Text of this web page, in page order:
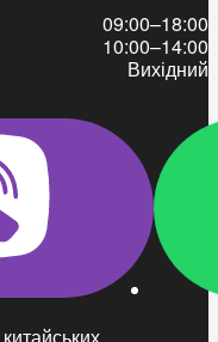
09:00–18:00
10:00–14:00
Вихідний